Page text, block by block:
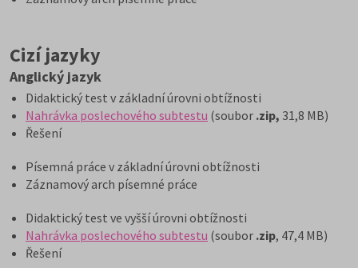
Cizí jazyky
Anglický jazyk
Didaktický test v základní úrovni obtížnosti
Nahrávka poslechového subtestu (soubor .zip, 31,8 MB)
Řešení
Písemná práce v základní úrovni obtížnosti
Záznamový arch písemné práce
Didaktický test ve vyšší úrovni obtížnosti
Nahrávka poslechového subtestu (soubor .zip, 47,4 MB)
Řešení